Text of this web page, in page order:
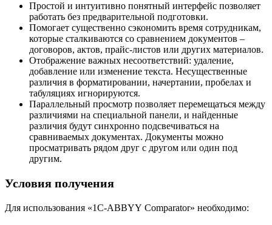
Простой и интуитивно понятный интерфейс позволяет
работать без предварительной подготовки.
Помогает существенно сэкономить время сотрудникам,
которые сталкиваются со сравнением документов –
договоров, актов, прайс-листов или других материалов.
Отображение важных несоответствий: удаление,
добавление или изменение текста. Несущественные
различия в форматировании, начертании, пробелах и
табуляциях игнорируются.
Параллельный просмотр позволяет перемещаться между
различиями на специальной панели, и найденные
различия будут синхронно подсвечиваться на
сравниваемых документах. Документы можно
просматривать рядом друг с другом или один под
другим.
Условия получения
Для использования «1C-ABBYY Comparator» необходимо: